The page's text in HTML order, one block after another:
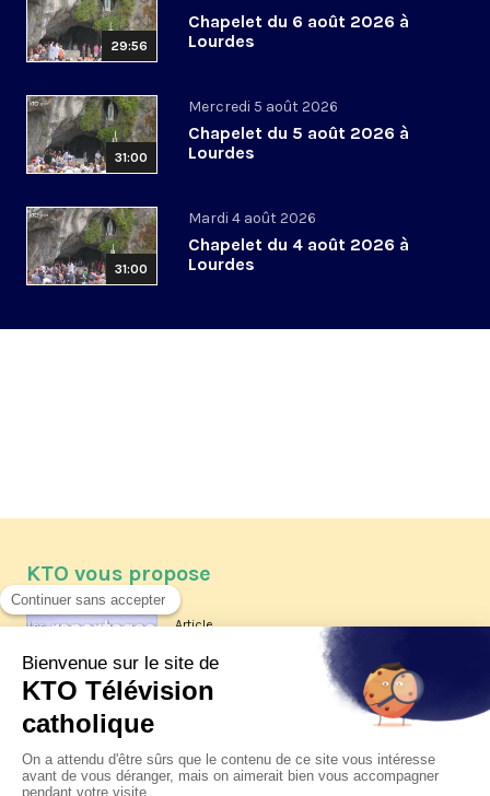
29:56
Chapelet du 6 août 2026 à
Lourdes
31:00
Mercredi 5 août 2026
Chapelet du 5 août 2026 à
Lourdes
31:00
Mardi 4 août 2026
Chapelet du 4 août 2026 à
Lourdes
KTO vous propose
Article
Les reportages d'été 2026 de KTO
La visite pastorale du pape Léon
XIV à Assise à suivre sur KTO le
jeudi 6 août